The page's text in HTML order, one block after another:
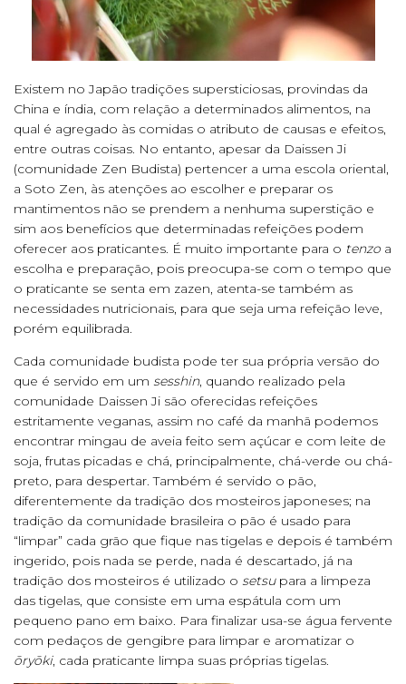
Existem no Japão tradições supersticiosas, provindas da
China e índia, com relação a determinados alimentos, na
qual é agregado às comidas o atributo de causas e efeitos,
entre outras coisas. No entanto, apesar da Daissen Ji
(comunidade Zen Budista) pertencer a uma escola oriental,
a Soto Zen, às atenções ao escolher e preparar os
mantimentos não se prendem a nenhuma superstição e
sim aos benefícios que determinadas refeições podem
oferecer aos praticantes. É muito importante para o tenzo a
escolha e preparação, pois preocupa-se com o tempo que
o praticante se senta em zazen, atenta-se também as
necessidades nutricionais, para que seja uma refeição leve,
porém equilibrada.
Cada comunidade budista pode ter sua própria versão do
que é servido em um sesshin, quando realizado pela
comunidade Daissen Ji são oferecidas refeições
estritamente veganas, assim no café da manhã podemos
encontrar mingau de aveia feito sem açúcar e com leite de
soja, frutas picadas e chá, principalmente, chá-verde ou chá-
preto, para despertar. Também é servido o pão,
diferentemente da tradição dos mosteiros japoneses; na
tradição da comunidade brasileira o pão é usado para
“limpar” cada grão que fique nas tigelas e depois é também
ingerido, pois nada se perde, nada é descartado, já na
tradição dos mosteiros é utilizado o setsupara a limpeza
das tigelas, que consiste em uma espátula com um
pequeno pano em baixo. Para finalizar usa-se água fervente
com pedaços de gengibre para limpar e aromatizar o
ōryōki, cada praticante limpa suas próprias tigelas.